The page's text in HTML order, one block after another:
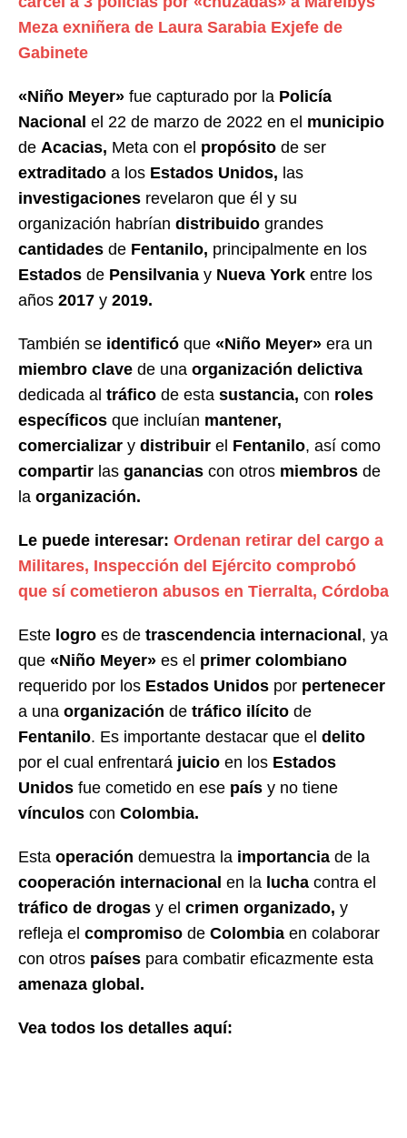
Meza exniñera de Laura Sarabia Exjefe de
Gabinete
«Niño Meyer» fue capturado por la Policía
Nacional el 22 de marzo de 2022 en el municipio
de Acacias, Meta con el propósito de ser
extraditado a los Estados Unidos, las
investigaciones revelaron que él y su
organización habrían distribuido grandes
cantidades de Fentanilo, principalmente en los
Estados de Pensilvania y Nueva York entre los
años 2017 y 2019.
También se identificó que «Niño Meyer» era un
miembro clave de una organización delictiva
dedicada al tráfico de esta sustancia, con roles
específicos que incluían mantener,
comercializar y distribuir el Fentanilo, así como
compartir las ganancias con otros miembros de
la organización.
Le puede interesar: Ordenan retirar del cargo a
Militares, Inspección del Ejército comprobó
que sí cometieron abusos en Tierralta, Córdoba
Este logro es de trascendencia internacional , ya
que «Niño Meyer» es el primer colombiano
requerido por los Estados Unidos por pertenecer
a una organización de tráfico ilícito de
Fentanilo. Es importante destacar que el delito
por el cual enfrentará juicio en los Estados
Unidos fue cometido en ese país y no tiene
vínculos con Colombia.
Esta operación demuestra la importancia de la
cooperación internacional en la lucha contra el
tráfico de drogas y el crimen organizado, y
refleja el compromiso de Colombia en colaborar
con otros países para combatir eficazmente esta
amenaza global.
Vea todos los detalles aquí: